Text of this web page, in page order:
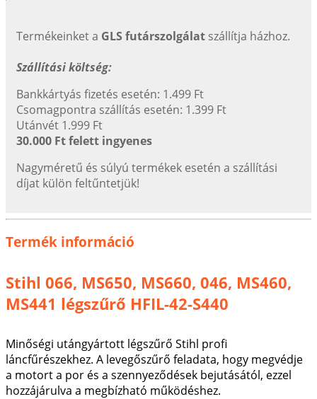
Termékeinket a GLS futárszolgálat szállítja házhoz.
Szállítási költség:
Bankkártyás fizetés esetén: 1.499 Ft
Csomagpontra szállítás esetén: 1.399 Ft
Utánvét 1.999 Ft
30.000 Ft felett ingyenes
Nagyméretű és súlyú termékek esetén a szállítási
díjat külön feltűntetjük!
Termék információ
Stihl 066, MS650, MS660, 046, MS460,
MS441 légszűrő HFIL-42-S440
Minőségi utángyártott légszűrő Stihl profi
láncfűrészekhez. A levegőszűrő feladata, hogy megvédje
a motort a por és a szennyeződések bejutásától, ezzel
hozzájárulva a megbízható működéshez.